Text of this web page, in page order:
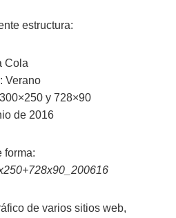
estructura:
Cola
: Verano
y 728×90
de 2016
forma:
de varios sitios web,